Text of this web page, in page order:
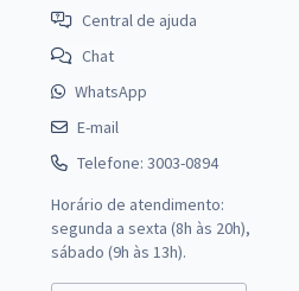
Central de ajuda
Chat
WhatsApp
E-mail
Telefone: 3003-0894
Horário de atendimento:
segunda a sexta (8h às 20h),
sábado (9h às 13h).